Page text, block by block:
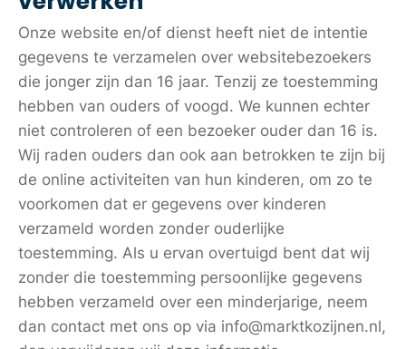
Onze website en/of dienst heeft niet de intentie
gegevens te verzamelen over websitebezoekers
die jonger zijn dan 16 jaar. Tenzij ze toestemming
hebben van ouders of voogd. We kunnen echter
niet controleren of een bezoeker ouder dan 16 is.
Wij raden ouders dan ook aan betrokken te zijn bij
de online activiteiten van hun kinderen, om zo te
voorkomen dat er gegevens over kinderen
verzameld worden zonder ouderlijke
toestemming. Als u ervan overtuigd bent dat wij
zonder die toestemming persoonlijke gegevens
hebben verzameld over een minderjarige, neem
dan contact met ons op via info@marktkozijnen.nl,